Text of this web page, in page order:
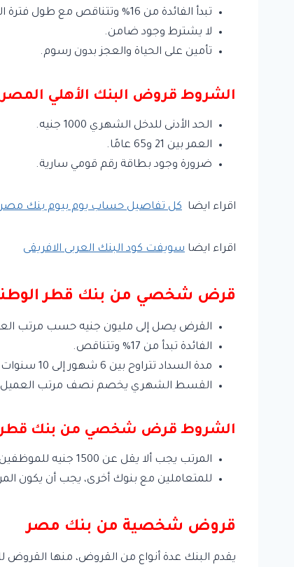
تبدأ الفائدة من 16% وتتناقص مع طول فترة السداد.
لا يشترط وجود ضامن.
تأمين على الحياة والعجز بدون رسوم.
الشروط قروض البنك الأهلي
الحد الأدنى للدخل الشهري 1000 جنيه.
العمر بين 21 و65 عامًا.
ضرورة وجود بطاقة رقم قومي سارية.
اقراء ايضا كل تفاصيل حساب يوم بيوم بنك
اقراء ايضا سويفت كود البنك العربى الافريقى
قرض شخصي من بنك قطر الوطني
القرض يصل إلى مليون جنيه حسب مرتب
الفائدة تبدأ من 17% وتتناقص.
مدة السداد تتراوح بين 6 شهور إلى 10 سنوات.
القسط الشهري يخصم نصف مرتب
الشروط قرض شخصي من بنك قطر
المرتب يجب ألا يقل عن 1500 جنيه للموظفين والعملاء الجدد من البنك.
للمتعاملين مع بنوك أخرى، يجب أن يكون المرتب من 3000
قروض شخصية من بنك مصر
يقدم البنك عدة أنواع من القروض، منها القروض